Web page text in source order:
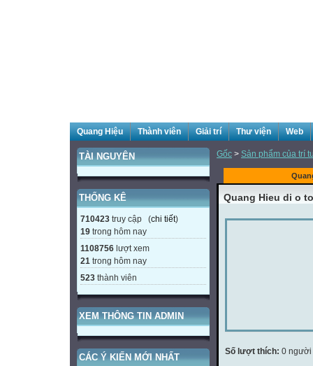
Quang Hiệu Thành viên Giải trí Thư viện Web
TÀI NGUYÊN
THỐNG KÊ
710423 truy cập (chi tiết)
19 trong hôm nay
1108756 lượt xem
21 trong hôm nay
523 thành viên
XEM THÔNG TIN ADMIN
CÁC Ý KIẾN MỚI NHẤT
Gốc > Sản phẩm của trí
Quang Hieu di o
Số lượt thích: 0 người